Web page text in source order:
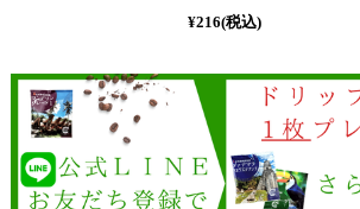
¥216(税込)